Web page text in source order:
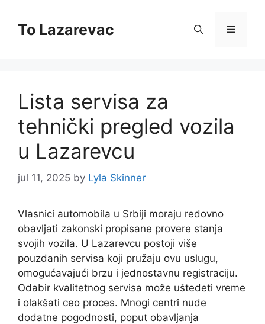
contentTo Lazarevac Menu
Lista servisa za
tehnički pregled vozila
u Lazarevcu
jul 11, 2025 by Lyla Skinner
Vlasnici automobila u Srbiji moraju redovno
obavljati zakonski propisane provere stanja
svojih vozila. U Lazarevcu postoji više
pouzdanih servisa koji pružaju ovu uslugu,
omogućavajući brzu i jednostavnu registraciju.
Odabir kvalitetnog servisa može uštedeti vreme
i olakšati ceo proces. Mnogi centri nude
dodatne pogodnosti, poput obavljanja